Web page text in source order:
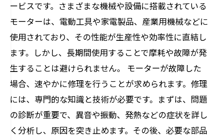
ービスです。さまざまな機械や設備に搭載されている
モーターは、電動工具や家電製品、産業用機械などに
使用されており、その性能が生産性や効率性に直結し
ます。しかし、長期間使用することで摩耗や故障が発
生することは避けられません。 モーターが故障した
場合、速やかに修理を行うことが求められます。修理
には、専門的な知識と技術が必要です。まずは、問題
の診断が重要で、異音や振動、発熱などの症状を詳し
く分析し、原因を突き止めます。その後、必要な部品